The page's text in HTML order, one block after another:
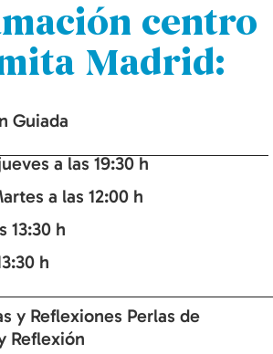
centro
Madrid:
Guiada
a las 19:30 h
a las 12:00 h
13:30 h
h
y Reflexiones Perlas de
Reflexión